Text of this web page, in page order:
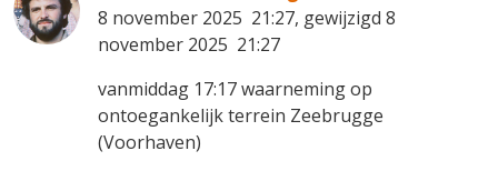
8 november 2025 21:27, gewijzigd 8
november 2025 21:27
vanmiddag 17:17 waarneming op
ontoegankelijk terrein Zeebrugge
(Voorhaven)